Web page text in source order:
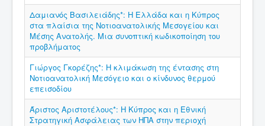
Δαμιανός Βασιλειάδης*: Η Ελλάδα και η Κύπρος
στα πλαίσια της Νοτιοανατολικής Μεσογείου και
Μέσης Ανατολής. Μια συνοπτική κωδικοποίηση του
προβλήματος
Γιώργος Γκορέζης*: Η κλιμάκωση της έντασης στη
Νοτιοανατολική Μεσόγειο και ο κίνδυνος θερμού
επεισοδίου
Άριστος Αριστοτέλους*: Η Κύπρος και η Εθνική
Στρατηγική Ασφάλειας των ΗΠΑ στην περιοχή